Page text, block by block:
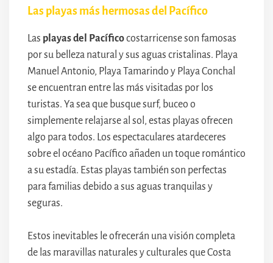
Las playas más hermosas del Pacífico
Las playas del Pacíficocostarricense son famosas
por su belleza natural y sus aguas cristalinas. Playa
Manuel Antonio, Playa Tamarindo y Playa Conchal
se encuentran entre las más visitadas por los
turistas. Ya sea que busque surf, buceo o
simplemente relajarse al sol, estas playas ofrecen
algo para todos. Los espectaculares atardeceres
sobre el océano Pacífico añaden un toque romántico
a su estadía. Estas playas también son perfectas
para familias debido a sus aguas tranquilas y
seguras.
Estos inevitables le ofrecerán una visión completa
de las maravillas naturales y culturales que Costa